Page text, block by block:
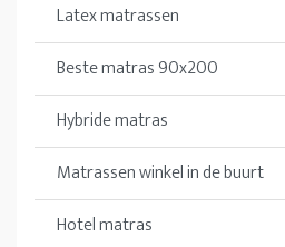
Latex matrassen
Beste matras 90x200
Hybride matras
Matrassen winkel in de buurt
Hotel matras